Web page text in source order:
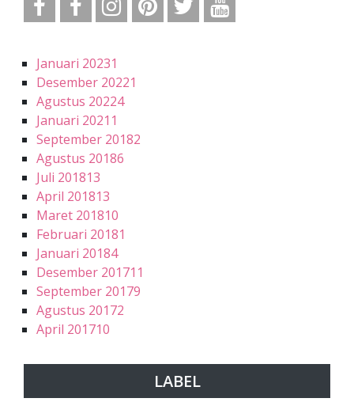
Januari 20231
Desember 20221
Agustus 20224
Januari 2021 1
September 20182
Agustus 20186
Juli 201813
April 201813
Maret 201810
Februari 20181
Januari 20184
Desember 201711
September 20179
Agustus 20172
April 201710
LABEL